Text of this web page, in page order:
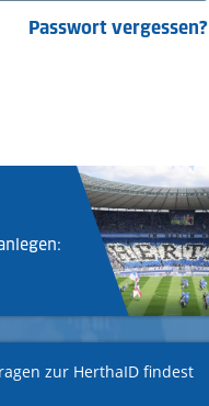
Passwort vergessen?
zur HerthaID findest